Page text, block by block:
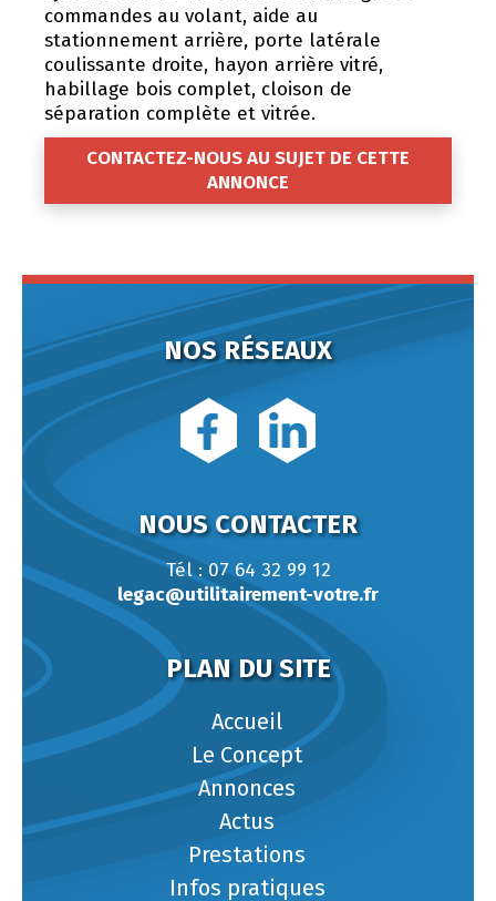
commandes au volant, aide au
stationnement arrière, porte latérale
coulissante droite, hayon arrière vitré,
habillage bois complet, cloison de
séparation complète et vitrée.
CONTACTEZ-NOUS AU SUJET DE CETTE
ANNONCE
NOS RÉSEAUX
NOUS CONTACTER
Tél : 07 64 32 99 12
legac@utilitairement-votre.fr
PLAN DU SITE
Accueil
Le Concept
Annonces
Actus
Prestations
Infos pratiques